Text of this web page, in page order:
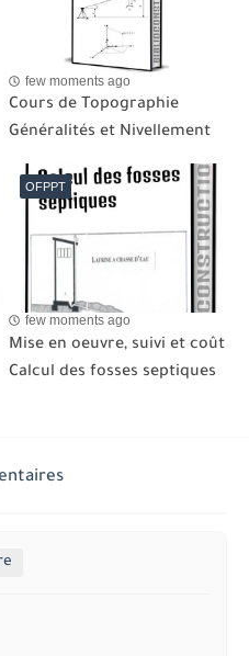
few moments ago
Cours de Topographie
Généralités et Nivellement
OFPPT
few moments ago
Mise en oeuvre, suivi et coût
Calcul des fosses septiques